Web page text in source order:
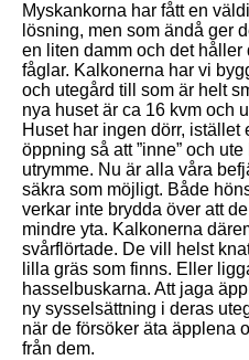
Myskankorna har fått en
lösning, men som ändå ger
en liten damm och det håller
fåglar. Kalkonerna har vi
och utegård till som är helt
nya huset är ca 16 kvm och
Huset har ingen dörr, istället
öppning så att ”inne” och
utrymme. Nu är alla våra
säkra som möjligt. Både
verkar inte brydda över att de
mindre yta. Kalkonerna
svårflörtade. De vill helst
lilla gräs som finns. Eller
hasselbuskarna. Att jaga
ny sysselsättning i deras
när de försöker äta äpplena
från dem.